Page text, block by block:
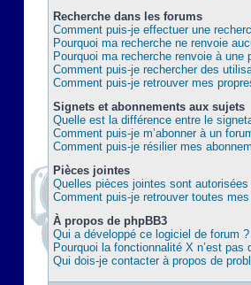
Recherche dans les forums
Comment puis-je effectuer une
Pourquoi ma recherche ne renvoie
Pourquoi ma recherche renvoie à une
Comment puis-je rechercher des
Comment puis-je retrouver mes
Signets et abonnements aux sujets
Quelle est la différence entre le
Comment puis-je m’abonner à un
Comment puis-je résilier mes
Pièces jointes
Quelles pièces jointes sont
Comment puis-je retrouver toutes
À propos de phpBB3
Qui a développé ce logiciel de forum ?
Pourquoi la fonctionnalité X n’est pas
Qui dois-je contacter à propos de